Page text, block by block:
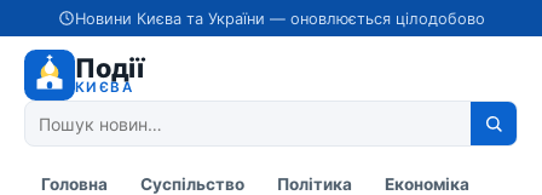
Новини Києва та України — оновлюється цілодобово
Події
КИЄВА
Головна Суспільство Політика Економіка